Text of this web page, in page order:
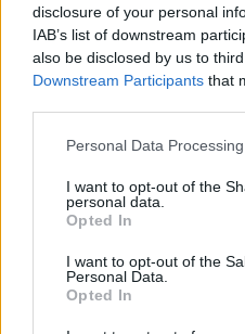
disclosure of your personal
IAB’s list of downstream
also be disclosed by us to
Downstream Participants that
Please note that this website/
not limited to your visit or
grant or deny consent to
use your data for below
consent section.
Personal Data
I want to opt-out of the
personal data.
Opted In
I want to opt-out of the
Personal Data.
Opted In